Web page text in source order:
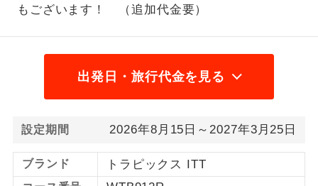
もございます！ （追加代金要）
出発日・旅行代金を見る
設定期間 2026年8月15日～2027年3月25日
ブランド トラピックス ITT
加限定
1名様1室同代
1名様1室利用でも追加料金がかからない
ご夫婦限定
ご夫婦限定でご参加いただけるコースで
女性限定
女性限定でご参加いただけるコースで
す。